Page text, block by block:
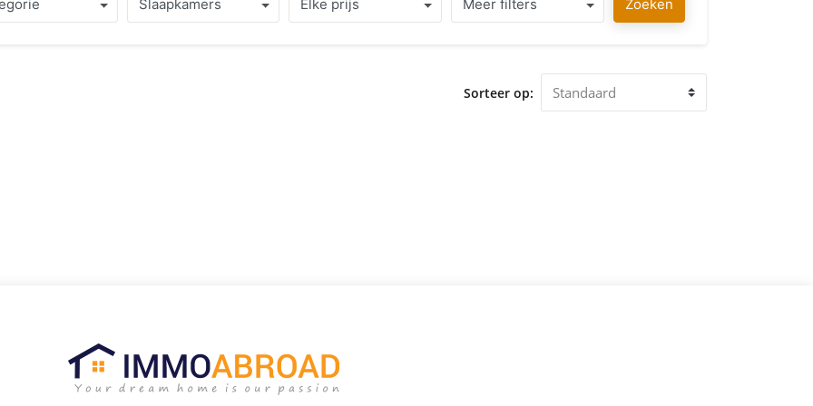
Slaapkamers Elke prijs Meer filters Zoeken
Sorteer op: